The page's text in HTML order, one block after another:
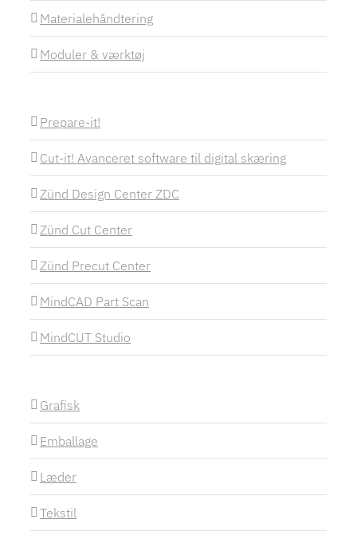
Materialehåndtering
Moduler & værktøj
Prepare-it!
Cut-it! Avanceret software til digital skæring
Zünd Design Center ZDC
Zünd Cut Center
Zünd Precut Center
MindCAD Part Scan
MindCUT Studio
Grafisk
Emballage
Læder
Tekstil